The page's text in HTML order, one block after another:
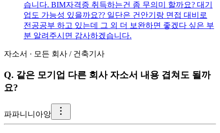
습니다. BIM자격증 취득하는건 좀 무의미 할까요? 대기
업도 가능성 있을까요?? 일단은 건안기랑 면접 대비로
전공공부 하고 있는데 그 외 더 보완하면 좋겠다 싶은 부
분 알려주시면 감사하겠습니다.
자소서 · 모든 회사 / 건축기사
Q. 같은 모기업 다른 회사 자소서 내용 겹쳐도 될까
요?
파파니니아앙